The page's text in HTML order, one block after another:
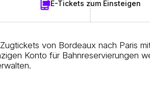
E-Tickets zum Einsteigen
von Bordeaux nach Paris
Konto für Bahnreservierungen